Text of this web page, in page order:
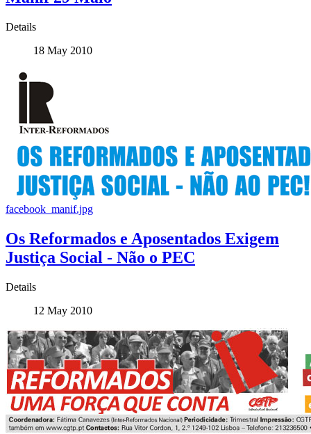
Details
18 May 2010
facebook_manif.jpg
Os Reformados e Aposentados Exigem
Justiça Social - Não o PEC
Details
12 May 2010